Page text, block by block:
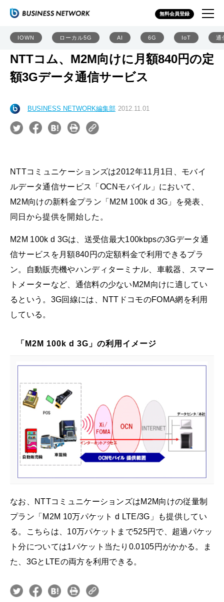
無料会員登録
IOWN ローカル5G AI 6G IoT 通
NTTコム、M2M向けに月額840円の定
額3Gデータ通信サービス
BUSINESS NETWORK編集部 2012.11.01
NTTコミュニケーションズは2012年11月1日、モバイ
ルデータ通信サービス「OCNモバイル」において、
M2M向けの新料金プラン「M2M 100k d 3G」を発表、
同日から提供を開始した。
M2M 100k d 3Gは、送受信最大100kbpsの3Gデータ通
信サービスを月額840円の定額料金で利用できるプラ
ン。自動販売機やハンディターミナル、車載器、スマー
トメーターなど、通信料の少ないM2M向けに適してい
るという。3G回線には、NTTドコモのFOMA網を利用
している。
「M2M 100k d 3G」の利用イメージ
なお、NTTコミュニケーションズはM2M向けの従量制
プラン「M2M 10万パケット d LTE/3G」も提供してい
る。こちらは、10万パケットまで525円で、超過パケッ
ト分については1パケット当たり0.0105円がかかる。ま
た、3GとLTEの両方を利用できる。